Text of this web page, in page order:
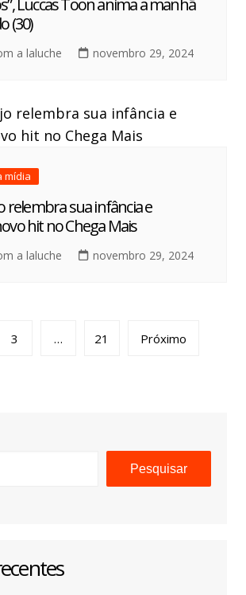
Luccas Toon anima a manhã
(30)
a laluche novembro 29, 2024
mídia
relembra sua infância e
hit no Chega Mais
a laluche novembro 29, 2024
3 … 21 Próximo
Pesquisar